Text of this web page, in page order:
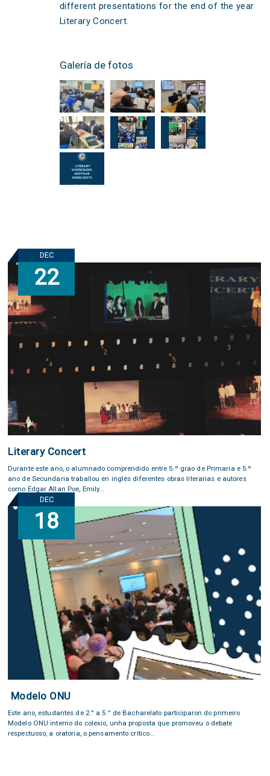
different presentations for the end of the year
Literary Concert.
Galería de fotos
DEC
22
Literary Concert
Durante este ano, o alumnado comprendido entre 5.º grao de Primaria e 5.º
ano de Secundaria traballou en inglés diferentes obras literarias e autores
como Edgar Allan Poe, Emily...
DEC
18
Modelo ONU
Este ano, estudantes de 2.° a 5.° de Bacharelato participaron do primeiro
Modelo ONU interno do colexio, unha proposta que promoveu o debate
respectuoso, a oratoria, o pensamento crítico...